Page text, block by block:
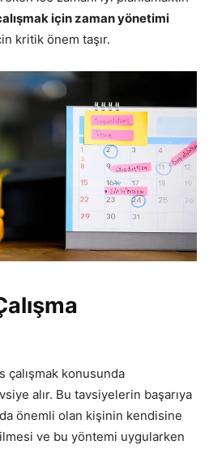
için zaman yönetimi
kritik önem taşır.
çalışmak konusunda
alır. Bu tavsiyelerin başarıya
önemli olan kişinin kendisine
ve bu yöntemi uygularken